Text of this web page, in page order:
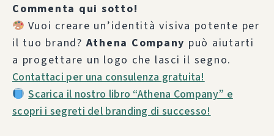
Commenta qui sotto!
Vuoi creare un’identità visiva potente per
il tuo brand?Athena Company può aiutarti
a progettare un logo che lasci il segno.
Contattaci per una consulenza gratuita!
Scarica il nostro libro “Athena Company” e
scopri i segreti del branding di successo!